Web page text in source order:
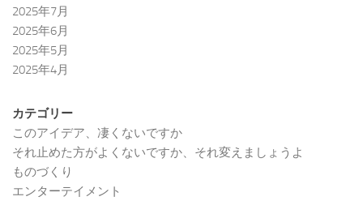
2025年7月
2025年6月
2025年5月
2025年4月
カテゴリー
このアイデア、凄くないですか
それ止めた方がよくないですか、それ変えましょうよ
ものづくり
エンターテイメント